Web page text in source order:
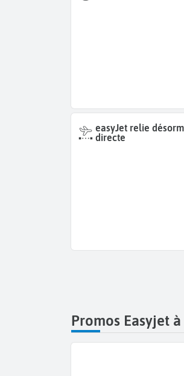
easyJet relie
directe
Promos Easyjet à